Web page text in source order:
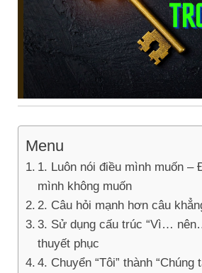
Menu
1. Luôn nói điều mình muốn –
mình không muốn
2. Câu hỏi mạnh hơn câu
3. Sử dụng cấu trúc “Vì…
thuyết phục
4. Chuyển “Tôi” thành “Chúng